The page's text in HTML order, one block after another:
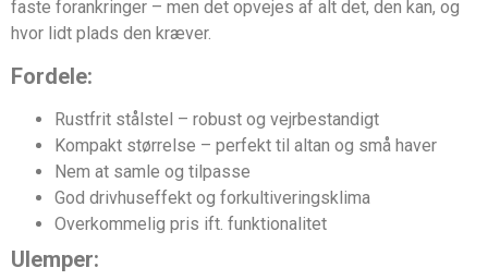
faste forankringer – men det opvejes af alt det, den kan, og
hvor lidt plads den kræver.
Fordele:
Rustfrit stålstel – robust og vejrbestandigt
Kompakt størrelse – perfekt til altan og små haver
Nem at samle og tilpasse
God drivhuseffekt og forkultiveringsklima
Overkommelig pris ift. funktionalitet
Ulemper: